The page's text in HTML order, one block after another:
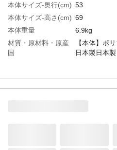
本体サイズ-奥行(cm) 53
本体サイズ-高さ(cm) 69
本体重量
6.9kg
材質・原材料・原産
国
【本体】ポ
日本製日本製